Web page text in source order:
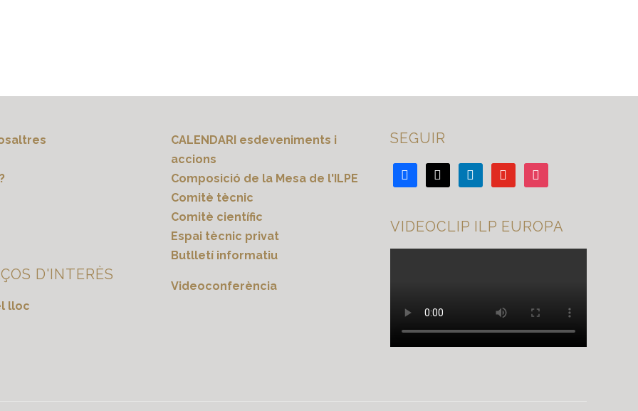
D'INTERÈS
lloc
CALENDARI esdeveniments i
accions
Composició de la Mesa de l'ILPE
Comitè tècnic
Comitè científic
Espai tècnic privat
Butlletí informatiu
Videoconferència
SEGUIR
VIDEOCLIP ILP EUROPA